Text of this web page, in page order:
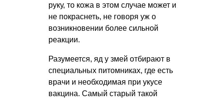
руку, то кожа в этом случае может и
не покраснеть, не говоря уж о
возникновении более сильной
реакции.
Разумеется, яд у змей отбирают в
специальных питомниках, где есть
врачи и необходимая при укусе
вакцина. Самый старый такой